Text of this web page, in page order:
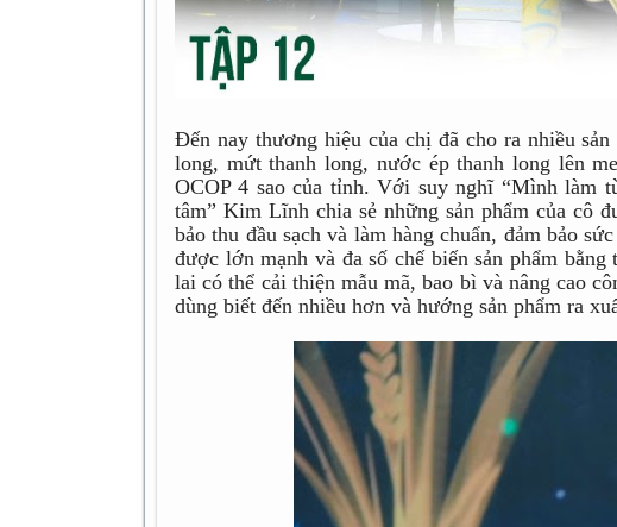
Đến nay thương hiệu của chị đã cho ra nhiều
long, mứt thanh long, nước ép thanh long lên
OCOP 4 sao của tỉnh. Với suy nghĩ “Mình làm
tâm” Kim Lĩnh chia sẻ những sản phẩm của cô
bảo thu đầu sạch và làm hàng chuẩn, đảm bảo
được lớn mạnh và đa số chế biến sản phẩm
lai có thể cải thiện mẫu mã, bao bì và nâng cao
dùng biết đến nhiều hơn và hướng sản phẩm ra